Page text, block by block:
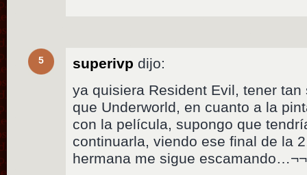
5 superivp dijo:
ya quisiera Resident Evil, tener
que Underworld, en cuanto a la
con la película, supongo que
continuarla, viendo ese final de la
hermana me sigue escamando…¬¬